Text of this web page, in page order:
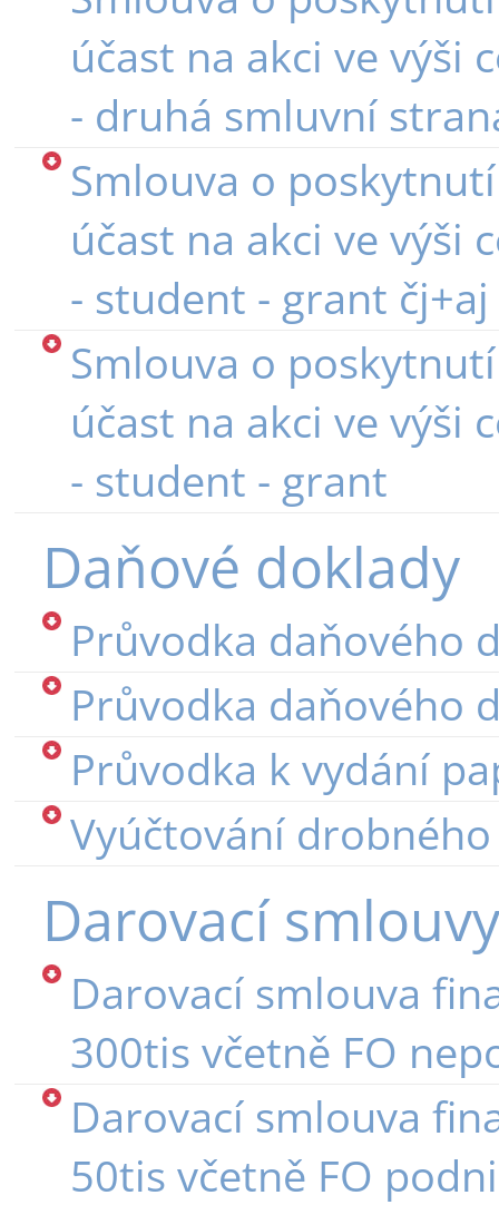
účast na akci ve výši
- druhá smluvní
Smlouva o
účast na akci ve výši
- student - grant čj+aj
Smlouva o
účast na akci ve výši
- student - grant
Daňové doklady
Průvodka daňového
Průvodka daňového
Průvodka k vydání
Vyúčtování
Darovací
Darovací smlouva
300tis včetně FO
Darovací smlouva
50tis včetně FO